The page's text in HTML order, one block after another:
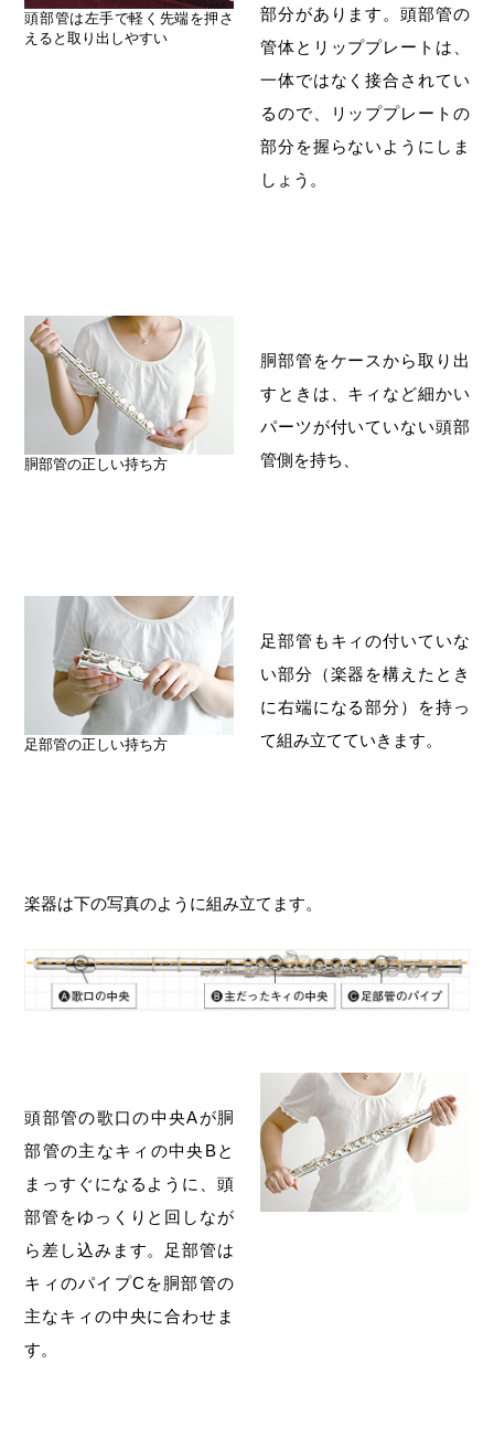
頭部管は左手で軽く先端を押さ
えると取り出しやすい
部分があります。頭部管の
管体とリッププレートは、
一体ではなく接合されてい
るので、リッププレートの
部分を握らないようにしま
しょう。
胴部管の正しい持ち方
胴部管をケースから取り出
すときは、キィなど細かい
パーツが付いていない頭部
管側を持ち、
足部管の正しい持ち方
足部管もキィの付いていな
い部分（楽器を構えたとき
に右端になる部分）を持っ
て組み立てていきます。
楽器は下の写真のように組み立てます。
頭部管の歌口の中央Aが胴
部管の主なキィの中央Bと
まっすぐになるように、頭
部管をゆっくりと回しなが
ら差し込みます。足部管は
キィのパイプCを胴部管の
主なキィの中央に合わせま
す。